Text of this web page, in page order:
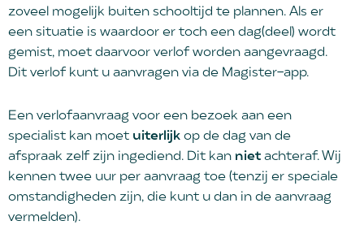
zoveel mogelijk buiten schooltijd te plannen. Als er
een situatie is waardoor er toch een dag(deel) wordt
gemist, moet daarvoor verlof worden aangevraagd.
Dit verlof kunt u aanvragen via de Magister-app.
Een verlofaanvraag voor een bezoek aan een
specialist kan moet uiterlijk op de dag van de
afspraak zelf zijn ingediend. Dit kan niet achteraf. Wij
kennen twee uur per aanvraag toe (tenzij er speciale
omstandigheden zijn, die kunt u dan in de aanvraag
vermelden).